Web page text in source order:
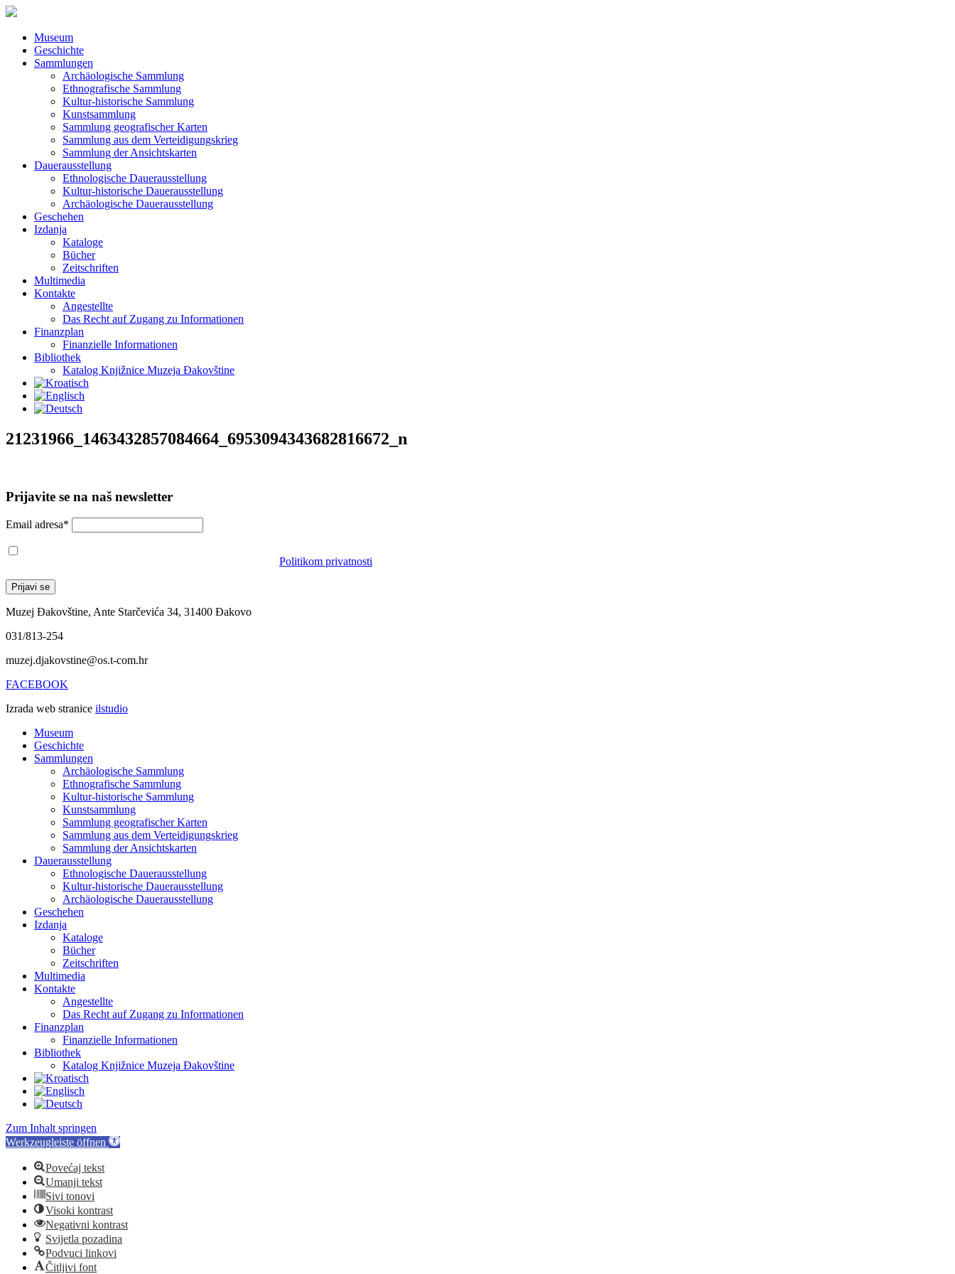
Museum
Geschichte
Sammlungen
Archäologische Sammlung
Ethnografische Sammlung
Kultur-historische Sammlung
Kunstsammlung
Sammlung geografischer Karten
Sammlung aus dem Verteidigungskrieg
Sammlung der Ansichtskarten
Dauerausstellung
Ethnologische Dauerausstellung
Kultur-historische Dauerausstellung
Archäologische Dauerausstellung
Geschehen
Izdanja
Kataloge
Bücher
Zeitschriften
Multimedia
Kontakte
Angestellte
Das Recht auf Zugang zu Informationen
Finanzplan
Finanzielle Informationen
Bibliothek
Katalog Knjižnice Muzeja Đakovštine
21231966_1463432857084664_6953094343682816672_n
Prijavite se na naš newsletter
Email adresa*
Politikom privatnosti
Muzej Đakovštine, Ante Starčevića 34, 31400 Đakovo
031/813-254
muzej.djakovstine@os.t-com.hr
FACEBOOK
Izrada web stranice ilstudio
Museum
Geschichte
Sammlungen
Archäologische Sammlung
Ethnografische Sammlung
Kultur-historische Sammlung
Kunstsammlung
Sammlung geografischer Karten
Sammlung aus dem Verteidigungskrieg
Sammlung der Ansichtskarten
Dauerausstellung
Ethnologische Dauerausstellung
Kultur-historische Dauerausstellung
Archäologische Dauerausstellung
Geschehen
Izdanja
Kataloge
Bücher
Zeitschriften
Multimedia
Kontakte
Angestellte
Das Recht auf Zugang zu Informationen
Finanzplan
Finanzielle Informationen
Bibliothek
Katalog Knjižnice Muzeja Đakovštine
Zum Inhalt springen
Werkzeugleiste öffnen
Povećaj tekst
Umanji tekst
Sivi tonovi
Visoki kontrast
Negativni kontrast
Svijetla pozadina
Podvuci linkovi
Čitljivi font